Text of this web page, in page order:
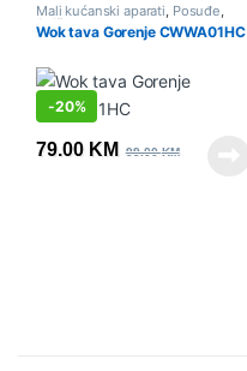
Mali kućanski aparati Posuđe
Sniženo
Wok tava Gorenje CWWA01HC
-20%
79.00 KM 99.00KM